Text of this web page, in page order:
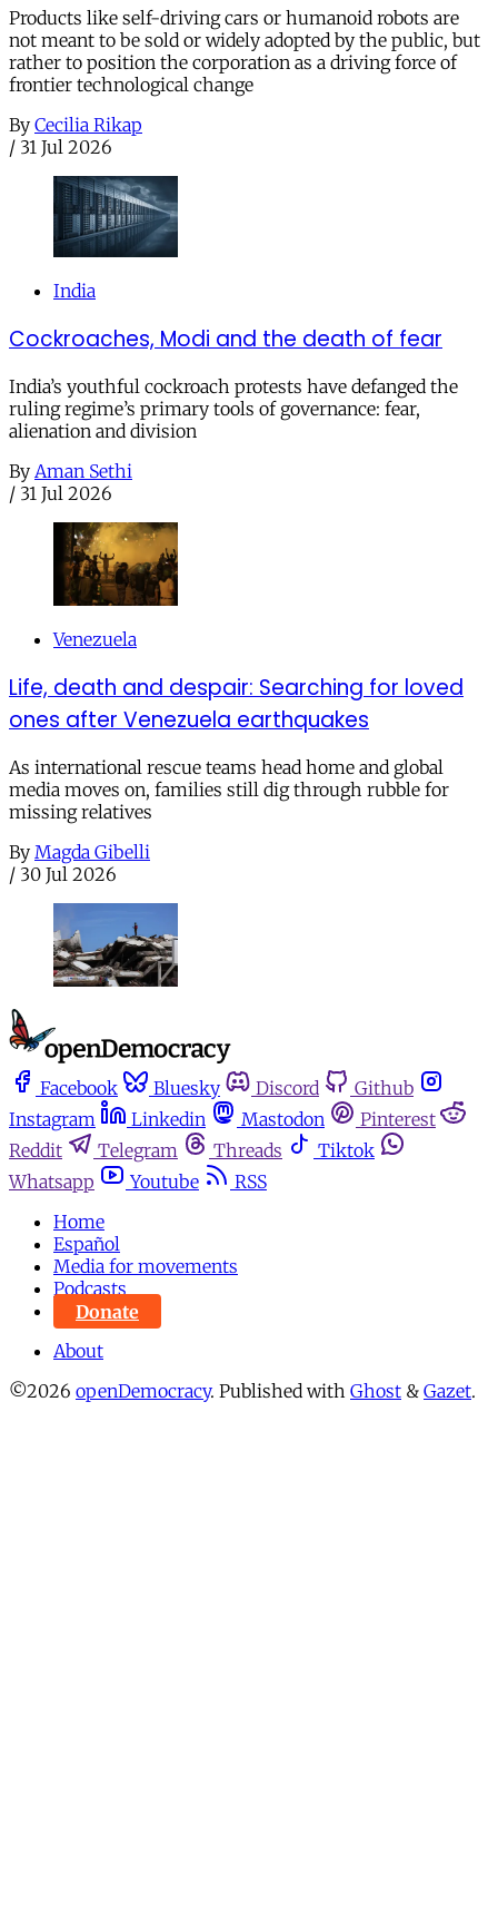
Products like self-driving cars or humanoid robots are
not meant to be sold or widely adopted by the public, but
rather to position the corporation as a driving force of
frontier technological change
By Cecilia Rikap
/ 31 Jul 2026
India
Cockroaches, Modi and the death of fear
India’s youthful cockroach protests have defanged the
ruling regime’s primary tools of governance: fear,
alienation and division
By Aman Sethi
/ 31 Jul 2026
Venezuela
Life, death and despair: Searching for loved
ones after Venezuela earthquakes
As international rescue teams head home and global
media moves on, families still dig through rubble for
missing relatives
By Magda Gibelli
/ 30 Jul 2026
Facebook Bluesky Discord
Github
Instagram
Linkedin Mastodon
Pinterest
Reddit
Telegram Threads
Tiktok
Whatsapp
Youtube
RSS
Home
Español
Media for movements
Podcasts
Donate
About
©2026 openDemocracy. Published with Ghost & Gazet.